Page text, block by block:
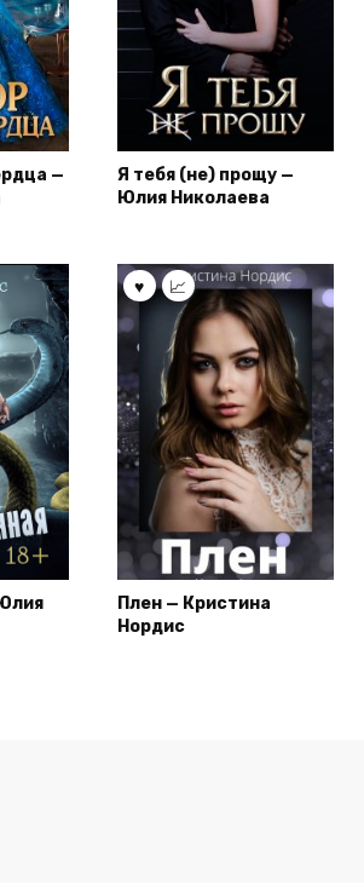
—
Я тебя (не) прощу —
Юлия Николаева
Плен — Кристина
Нордис